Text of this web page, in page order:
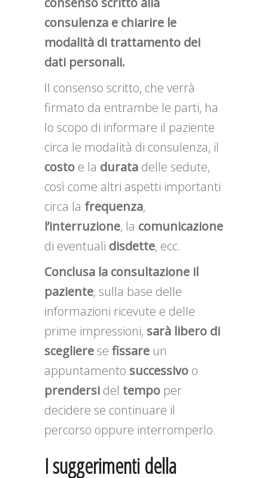
consulenza e chiarire le
modalità di trattamento dei
dati personali.
Il consenso scritto, che verrà
firmato da entrambe le parti, ha
lo scopo di informare il paziente
circa le modalità di consulenza, il
costo e la durata delle sedute,
così come altri aspetti importanti
circa la frequenza,
l’interruzione, la comunicazione
di eventuali disdette, ecc.
Conclusa la consultazione il
paziente, sulla base delle
informazioni ricevute e delle
prime impressioni, sarà libero di
scegliere se fissare un
appuntamento successivo o
prendersi del tempo per
decidere se continuare il
percorso oppure interromperlo.
I suggerimenti della